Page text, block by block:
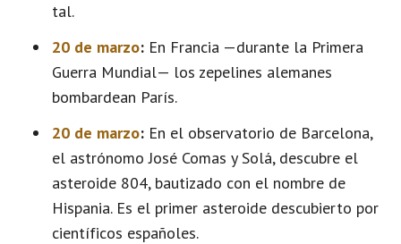
tal.
20 de marzo: En Francia —durante la Primera
Guerra Mundial— los zepelines alemanes
bombardean París.
20 de marzo: En el observatorio de Barcelona,
el astrónomo José Comas y Solá, descubre el
asteroide 804, bautizado con el nombre de
Hispania. Es el primer asteroide descubierto por
científicos españoles.